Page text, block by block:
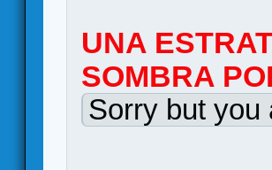
UNA
SOMBRA
Sorry but you